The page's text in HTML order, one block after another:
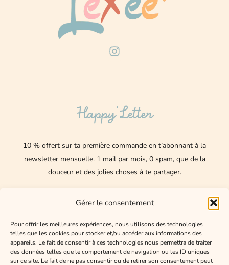
Gérer le consentement
Pour offrir les meilleures expériences, nous utilisons des technologies
telles que les cookies pour stocker et/ou accéder aux informations des
appareils. Le fait de consentir à ces technologies nous permettra de traiter
des données telles que le comportement de navigation ou les ID uniques
sur ce site. Le fait de ne pas consentir ou de retirer son consentement peut
I
n
r
a
Happy’Letter
10 % offert sur ta première commande en t’abonnant à la
newsletter mensuelle. 1 mail par mois, 0 spam, que de la
douceur et des jolies choses à te partager.
E-
mail
J'accepte de recevoir les mails de Happy Lexee